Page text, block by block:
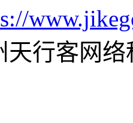
天行客网